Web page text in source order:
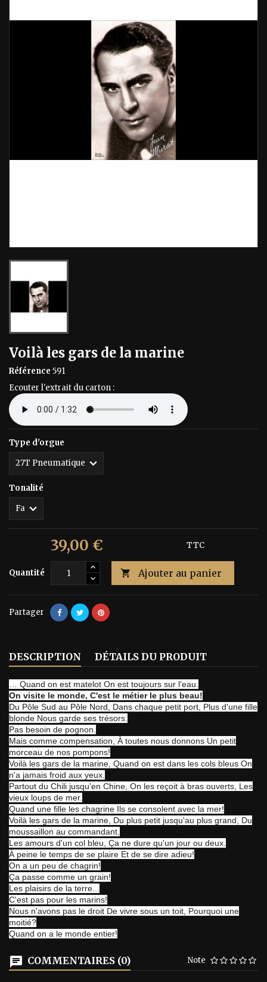
Voilà les gars de la marine
Référence 591
Ecouter l'extrait du carton :
Type d'orgue
Tonalité
39,00 € TTC
Quantité  Ajouter au panier
Partager
DESCRIPTION DÉTAILS DU PRODUIT
… Quand on est matelot On est toujours sur l'eau.
On visite le monde, C'est le métier le plus beau!
Du Pôle Sud au Pôle Nord, Dans chaque petit port, Plus d'une fille
blonde Nous garde ses trésors.
Pas besoin de pognon.
Mais comme compensation, À toutes nous donnons Un petit
morceau de nos pompons!
Voilà les gars de la marine, Quand on est dans les cols bleus On
n'a jamais froid aux yeux.
Partout du Chili jusqu'en Chine, On les reçoit à bras ouverts, Les
vieux loups de mer.
Quand une fille les chagrine Ils se consolent avec la mer!
Voilà les gars de la marine, Du plus petit jusqu'au plus grand, Du
moussaillon au commandant.
Les amours d'un col bleu, Ça ne dure qu'un jour ou deux.
À peine le temps de se plaire Et de se dire adieu!
On a un peu de chagrin!
Ça passe comme un grain!
Les plaisirs de la terre...
C'est pas pour les marins!
Nous n'avons pas le droit De vivre sous un toit, Pourquoi une
moitié?
Quand on a le monde entier!
COMMENTAIRES (0) Note